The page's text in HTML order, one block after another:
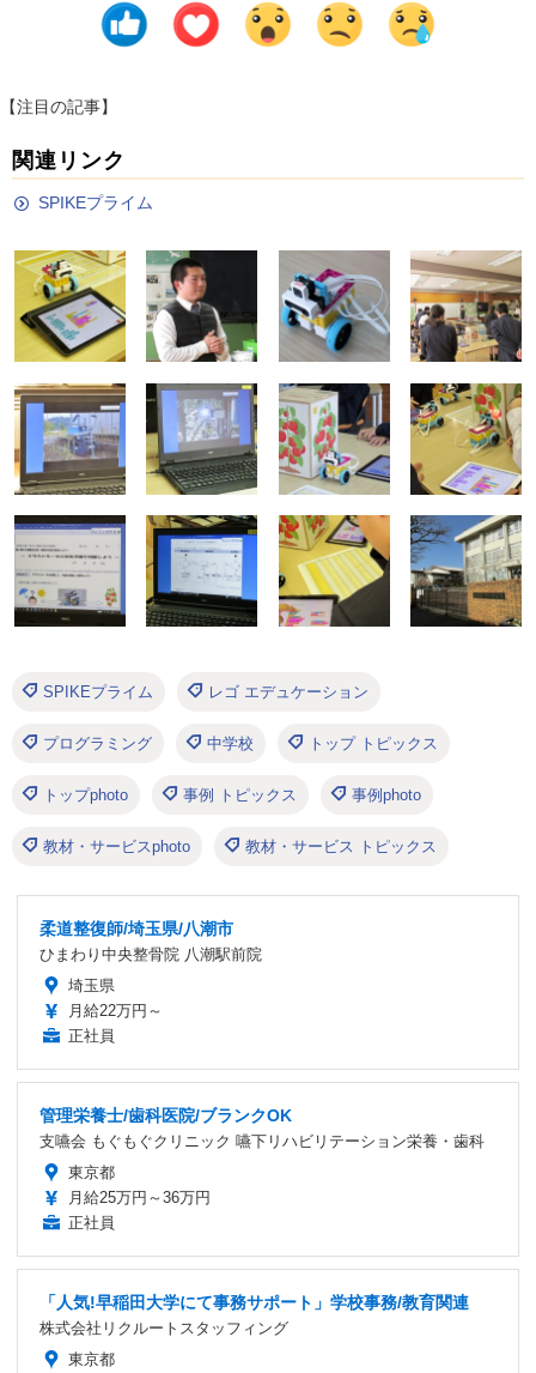
【注目の記事】
関連リンク
SPIKEプライム
SPIKEプライム レゴ エデュケーション
プログラミング 中学校 トップ トピックス
トップphoto 事例 トピックス 事例photo
教材・サービスphoto 教材・サービス トピックス
柔道整復師/埼玉県/八潮市
ひまわり中央整骨院 八潮駅前院
埼玉県
月給22万円～
正社員
管理栄養士/歯科医院/ブランクOK
支嚥会 もぐもぐクリニック 嚥下リハビリテーション栄養・歯科
東京都
月給25万円～36万円
正社員
「人気!早稲田大学にて事務サポート」学校事務/教育関連
株式会社リクルートスタッフィング
東京都